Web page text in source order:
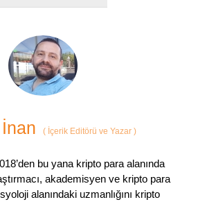
( İçerik Editörü ve Yazar )
bu yana kripto para alanında
akademisyen ve kripto para
alanındaki uzmanlığını kripto